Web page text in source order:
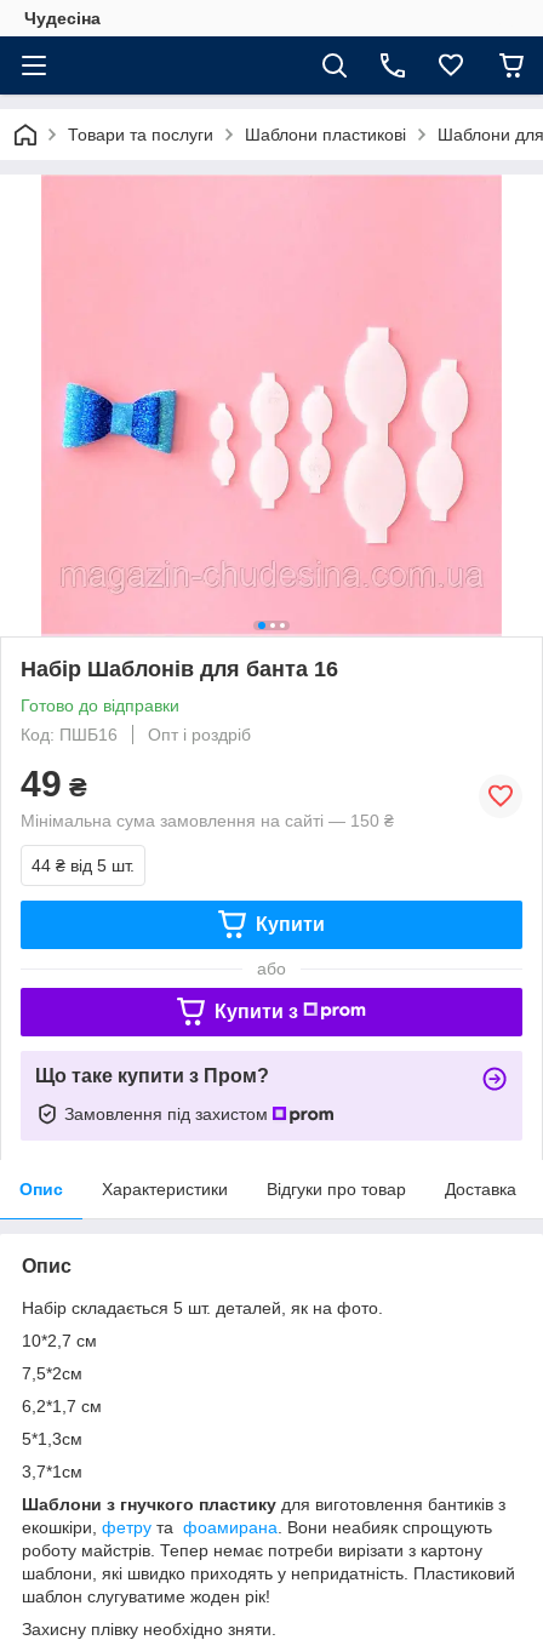
Чудесіна
Товари та послуги Шаблони пластикові Шаблони для
Набір Шаблонів для банта 16
Готово до відправки
Код: ПШБ16
Опт і роздріб
49 ₴
Мінімальна сума замовлення на сайті — 150 ₴
44 ₴ від 5 шт.
Купити
або
Купити з
Що таке купити з Пром?
Замовлення під захистом
Опис Характеристики Відгуки про товар Доставка
Опис
Набір складається 5 шт. деталей, як на фото.
10*2,7 см
7,5*2см
6,2*1,7 см
5*1,3см
3,7*1см
Шаблони з гнучкого пластику для виготовлення бантиків з
екошкіри, фетру та фоамирана . Вони неабияк спрощують
роботу майстрів. Тепер немає потреби вирізати з картону
шаблони, які швидко приходять у непридатність. Пластиковий
шаблон слугуватиме жоден рік!
Захисну плівку необхідно зняти.